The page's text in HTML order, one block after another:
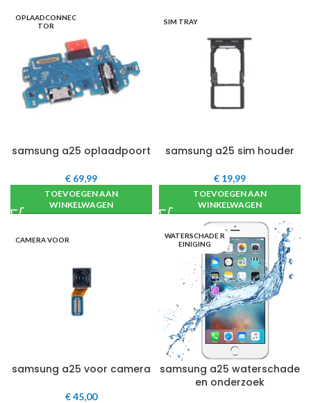
OPLAADCONNEC
TOR
samsung a25 oplaadpoort
€ 69,99
TOEVOEGEN AAN
WINKELWAGEN
SIM TRAY
samsung a25 sim houder
€ 19,99
TOEVOEGEN AAN
WINKELWAGEN
CAMERA VOOR
samsung a25 voor camera
€45,00
WATERSCHADE R
EINIGING
samsung a25 waterschade
en onderzoek